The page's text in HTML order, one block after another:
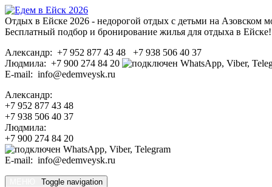
Отдых в Ейске 2026 - недорогой отдых с детьми на Азовском
Бесплатный подбор и бронирование жилья для отдыха в Ейске!
Александр: +7 952 877 43 48 +7 938 506 40 37
Людмила: +7 900 274 84 20
E-mail: info@edemveysk.ru
Александр:
+7 952 877 43 48
+7 938 506 40 37
Людмила:
+7 900 274 84 20
E-mail: info@edemveysk.ru
Toggle navigation